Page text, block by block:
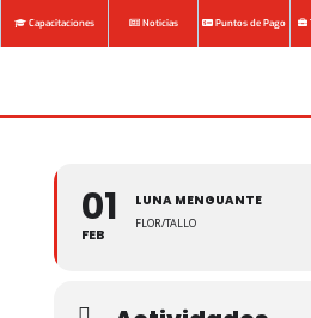
Capacitaciones Noticias Puntos de Pago
01
FEB
LUNA MENGUANTE
FLOR/TALLO